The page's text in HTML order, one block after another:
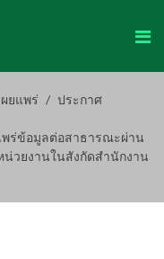
ยแพร่
ประกาศ
พร่ข้อมูลต่อสาธารณะผ่าน
น่วยงานในสังกัดสำนักงาน